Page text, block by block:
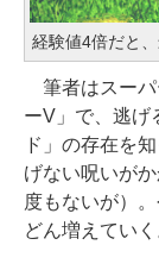
経験値4倍だと
筆者はスーパ
ーV」で、逃げ
ド」の存在を
げない呪いが
度もないが）
どん増えていく